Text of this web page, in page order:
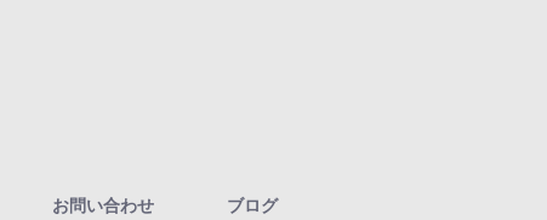
お問い合わせ ブログ